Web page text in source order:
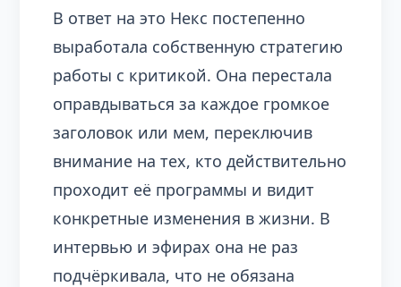
В ответ на это Некс постепенно
выработала собственную стратегию
работы с критикой. Она перестала
оправдываться за каждое громкое
заголовок или мем, переключив
внимание на тех, кто действительно
проходит её программы и видит
конкретные изменения в жизни. В
интервью и эфирах она не раз
подчёркивала, что не обязана